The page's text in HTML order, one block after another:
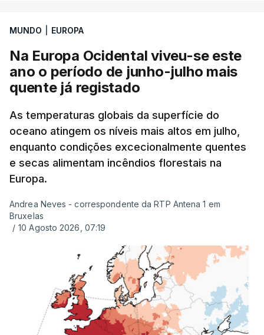
tinha chegado o resultado de
exames, mas ainda não tinham sido afixados.
Alguns encarregados de educação e alunos foram
até à escola para ver o resultado mas ainda não
tinha sido divulgado. Alguns pais apontam
incorreções e aguardam a atualização na
plataforma Inovar.
ERRO100
ERROR ON HTML5 MEDIA ELEMENT
ESTE CONTEÚDO ESTÁ NESTE
MOMENTO INDISPONÍVEL
Já a norte, na Escola Secundária de Rio Tinto, uma
MUNDO EUROPA
Na Europa Ocidental viveu-se este
ano o período de junho-julho mais
quente já registado
As temperaturas globais da superfície do
oceano atingem os níveis mais altos em julho,
enquanto condições excecionalmente quentes
e secas alimentam incêndios florestais na
Europa.
Andrea Neves - correspondente da RTP Antena 1 em
Bruxelas
/ 10 Agosto 2026, 07:19